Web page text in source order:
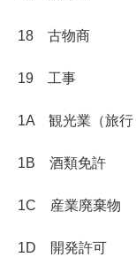
18 古物商
19 工事
1A 観光業（旅行
1B 酒類免許
1C 産業廃棄物
1D 開発許可